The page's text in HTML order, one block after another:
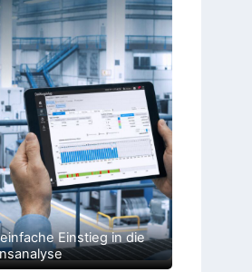
Einstieg in die